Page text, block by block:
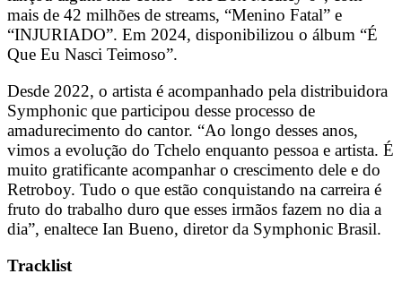
mais de 42 milhões de streams, “Menino Fatal” e
“INJURIADO”. Em 2024, disponibilizou o álbum “É
Que Eu Nasci Teimoso”.
Desde 2022, o artista é acompanhado pela distribuidora
Symphonic que participou desse processo de
amadurecimento do cantor. “Ao longo desses anos,
vimos a evolução do Tchelo enquanto pessoa e artista. É
muito gratificante acompanhar o crescimento dele e do
Retroboy. Tudo o que estão conquistando na carreira é
fruto do trabalho duro que esses irmãos fazem no dia a
dia”, enaltece Ian Bueno, diretor da Symphonic Brasil.
Tracklist